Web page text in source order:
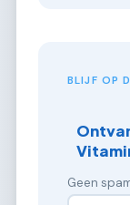
BLIJF OP
Geen